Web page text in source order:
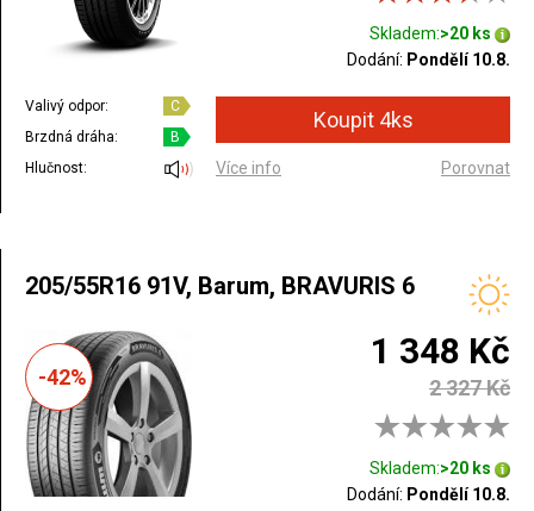
Skladem:>20 ks
Dodání: Pondělí 10.8.
Valivý odpor:
C
Brzdná dráha:
B
Hlučnost:
Více info Porovnat
205/55R16 91V, Barum, BRAVURIS 6
-42%
1 348 Kč
2 327 Kč
Skladem:>20 ks
Dodání: Pondělí 10.8.